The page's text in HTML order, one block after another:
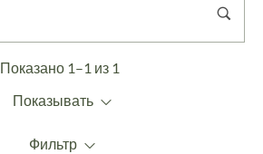
Показано 1–1 из 1
Показывать
Фильтр